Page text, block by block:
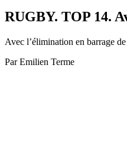
RUGBY. TOP 14.
Avec l’élimination en barrage
Par Emilien Terme